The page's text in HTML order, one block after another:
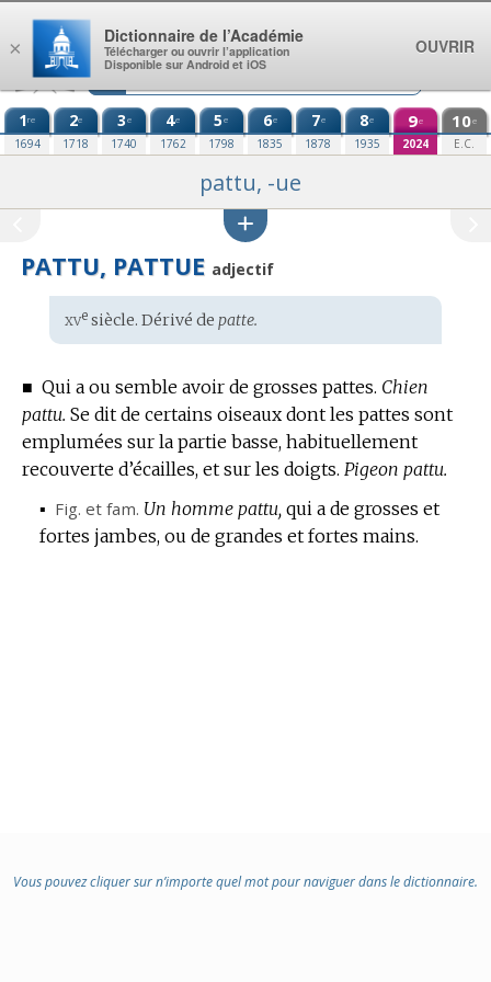
Aller au contenu
1re
1694
2e
1718
3e
1740
4e
1762
5e
1798
6e
1835
7e
1878
8e
1935
9e
2024
10e
E.C.
pattu, -ue
PATTU, PATTUE adjectif
Étymologie
:
xvesiècle. Dérivé de patte.
■ Qui a ou semble avoir de grosses pattes. Chien
pattu. Se dit de certains oiseaux dont les pattes sont
emplumées sur la partie basse, habituellement
recouverte d’écailles, et sur les doigts. Pigeon pattu.
▪ Fig. et fam. Un homme pattu, qui a de grosses et
fortes jambes, ou de grandes et fortes mains.
Vous pouvez cliquer sur n’importe quel mot pour naviguer dans le dictionnaire.
×
Dictionnaire de l’Académie
Télécharger ou ouvrir l’application
Disponible sur Android et iOS
OUVRIR